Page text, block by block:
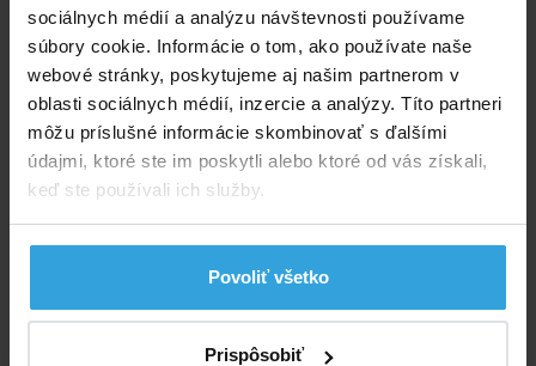
sociálnych médií a analýzu návštevnosti používame
súbory cookie. Informácie o tom, ako používate naše
webové stránky, poskytujeme aj našim partnerom v
oblasti sociálnych médií, inzercie a analýzy. Títo partneri
môžu príslušné informácie skombinovať s ďalšími
údajmi, ktoré ste im poskytli alebo ktoré od vás získali,
keď ste používali ich služby.
Povoliť všetko
Prispôsobiť
E-shop: Skladom > 50 ks v stredu u vás
4,58 EUR bez DPH 5,63 EUR
Do košíka
Spýtajte sa predavača
Podrobný popis